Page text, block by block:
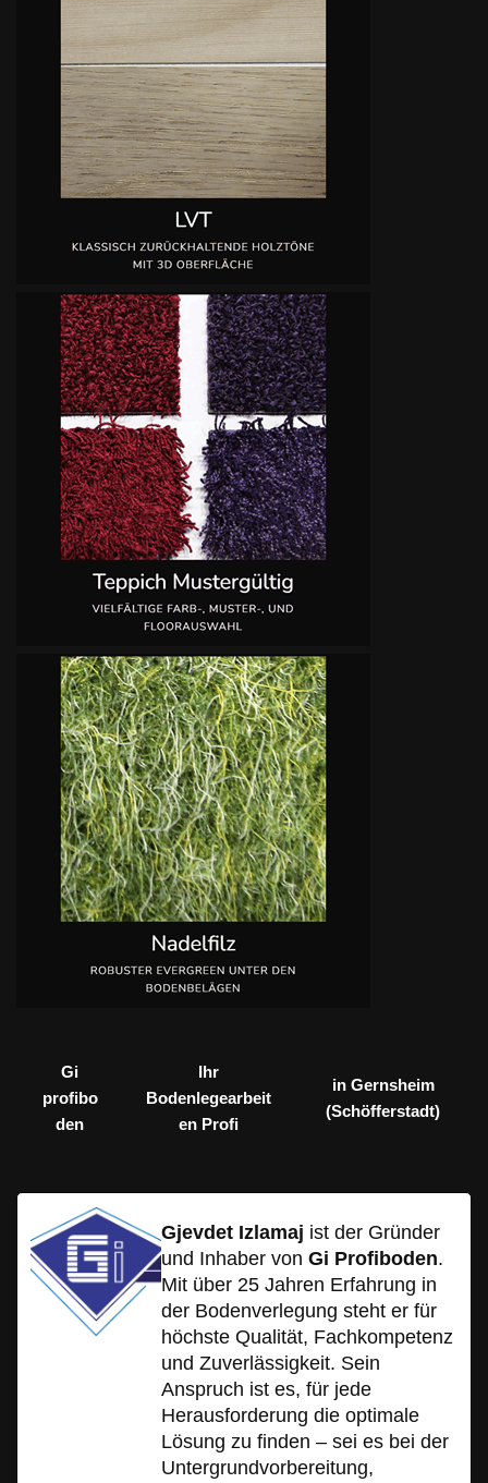
Gi
profibo
den
Ihr
Bodenlegearbeit
en Profi
in Gernsheim
(Schöfferstadt)
Gjevdet Izlamaj ist der Gründer
und Inhaber von Gi Profiboden.
Mit über 25 Jahren Erfahrung in
der Bodenverlegung steht er für
höchste Qualität, Fachkompetenz
und Zuverlässigkeit. Sein
Anspruch ist es, für jede
Herausforderung die optimale
Lösung zu finden – sei es bei der
Untergrundvorbereitung,